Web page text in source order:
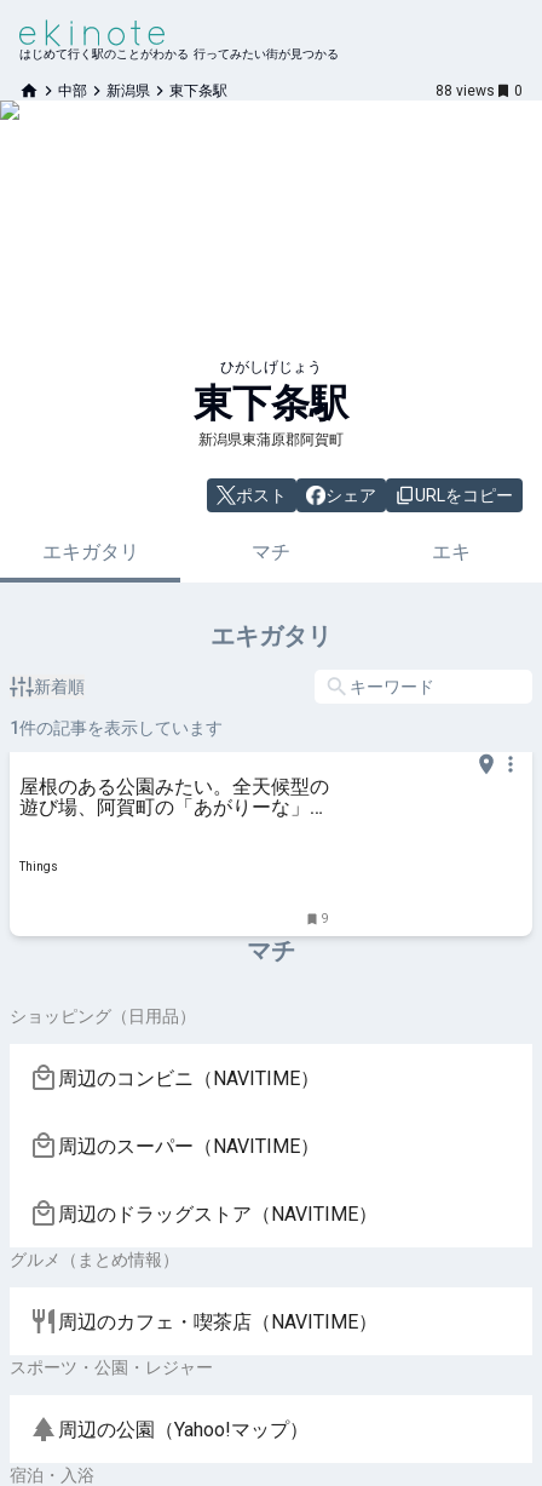
はじめて行く駅のことがわかる 行ってみたい街が見つかる
中部 新潟県 東下条駅 88 views 0
ひがしげじょう
東下条駅
新潟県東蒲原郡阿賀町
ポスト シェア URLをコピー
エキガタリ マチ エキ
エキガタリ
新着順
1件の記事を表示しています
屋根のある公園みたい。全天候型の
遊び場、阿賀町の「あがりーな」。
Things
9
マチ
ショッピング（日用品）
周辺のコンビニ（NAVITIME）
周辺のスーパー（NAVITIME）
周辺のドラッグストア（NAVITIME）
グルメ（まとめ情報）
周辺のカフェ・喫茶店（NAVITIME）
スポーツ・公園・レジャー
周辺の公園（Yahoo!マップ）
宿泊・入浴